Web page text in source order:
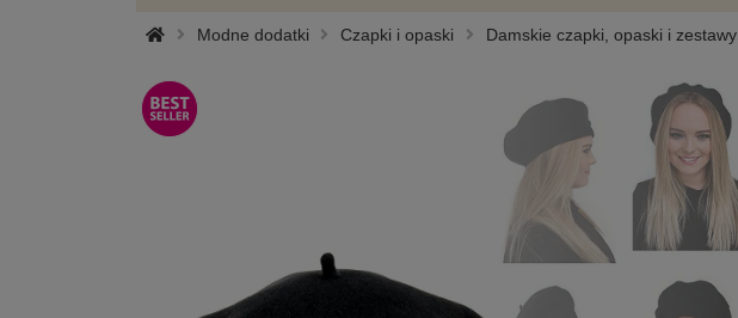
Modne dodatki Czapki i opaski Damskie czapki, opaski i zestawy